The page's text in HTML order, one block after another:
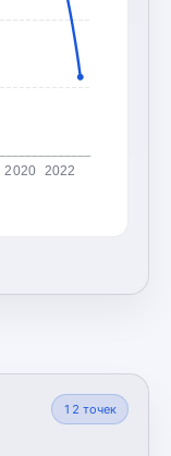
2020 2022
12 точек